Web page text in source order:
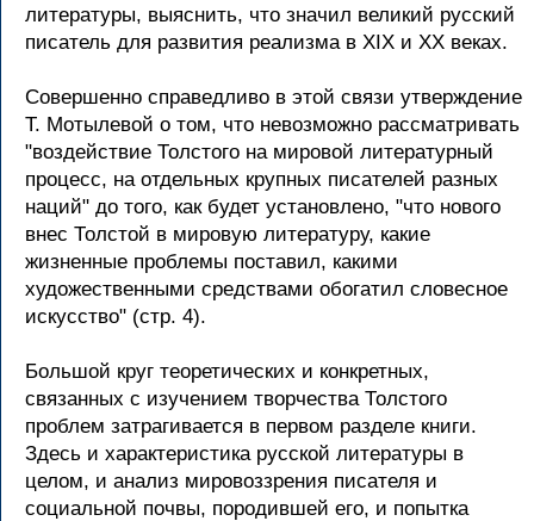
литературы, выяснить, что значил великий русский
писатель для развития реализма в XIX и XX веках.
Совершенно справедливо в этой связи утверждение
Т. Мотылевой о том, что невозможно рассматривать
"воздействие Толстого на мировой литературный
процесс, на отдельных крупных писателей разных
наций" до того, как будет установлено, "что нового
внес Толстой в мировую литературу, какие
жизненные проблемы поставил, какими
художественными средствами обогатил словесное
искусство" (стр. 4).
Большой круг теоретических и конкретных,
связанных с изучением творчества Толстого
проблем затрагивается в первом разделе книги.
Здесь и характеристика русской литературы в
целом, и анализ мировоззрения писателя и
социальной почвы, породившей его, и попытка